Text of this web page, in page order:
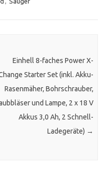
Einhell 8-faches Power X-
Starter Set (inkl. Akku-
Rasenmäher, Bohrschrauber,
und Lampe, 2 x 18 V
Akkus 3,0 Ah, 2 Schnell-
Ladegeräte) →